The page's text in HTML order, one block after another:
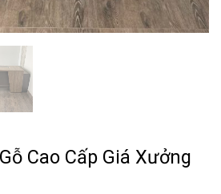
Cao Cấp Giá Xưởng